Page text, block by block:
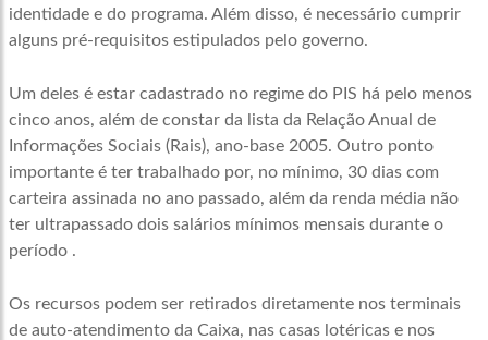
identidade e do programa. Além disso, é necessário cumprir
alguns pré-requisitos estipulados pelo governo.
Um deles é estar cadastrado no regime do PIS há pelo menos
cinco anos, além de constar da lista da Relação Anual de
Informações Sociais (Rais), ano-base 2005. Outro ponto
importante é ter trabalhado por, no mínimo, 30 dias com
carteira assinada no ano passado, além da renda média não
ter ultrapassado dois salários mínimos mensais durante o
período .
Os recursos podem ser retirados diretamente nos terminais
de auto-atendimento da Caixa, nas casas lotéricas e nos